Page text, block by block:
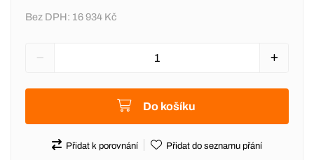
Bez DPH: 16 934 Kč
Do košíku
Přidat k porovnání Přidat do seznamu přání